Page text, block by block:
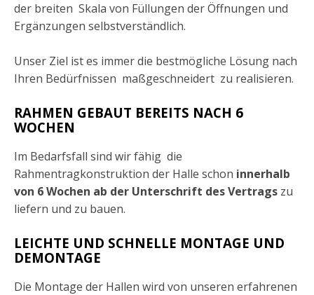
der breiten Skala von Füllungen der Öffnungen und
Ergänzungen selbstverständlich.
Unser Ziel ist es immer die bestmögliche Lösung nach
Ihren Bedürfnissen maßgeschneidert zu realisieren.
RAHMEN GEBAUT BEREITS NACH 6
WOCHEN
Im Bedarfsfall sind wir fähig die
Rahmentragkonstruktion der Halle schon innerhalb
von 6 Wochen ab der Unterschrift des Vertrags zu
liefern und zu bauen.
LEICHTE UND SCHNELLE MONTAGE UND
DEMONTAGE
Die Montage der Hallen wird von unseren erfahrenen